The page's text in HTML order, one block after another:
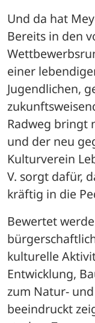
Und da hat
Bereits in den
einer
Jugendlichen,
Radweg bringt
und der neu
Kulturverein
V. sorgt dafür,
kräftig in die
Bewertet
kulturelle
Entwicklung,
zum Natur-
beeindruckt